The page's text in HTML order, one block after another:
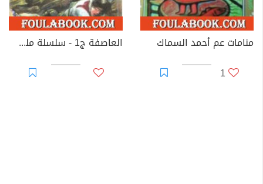
منامات عم أحمد السماك
1
العاصفة ج1 - سلسلة ملف المستقبل